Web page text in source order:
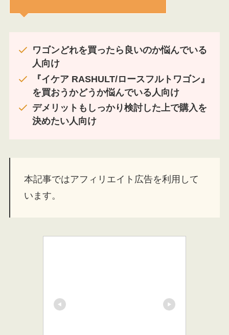
ワゴンどれを買ったら良いのか悩んでいる
人向け
『イケア RASHULT/ロースフルトワゴン』
を買おうかどうか悩んでいる人向け
デメリットもしっかり検討した上で購入を
決めたい人向け
本記事ではアフィリエイト広告を利用して
います。